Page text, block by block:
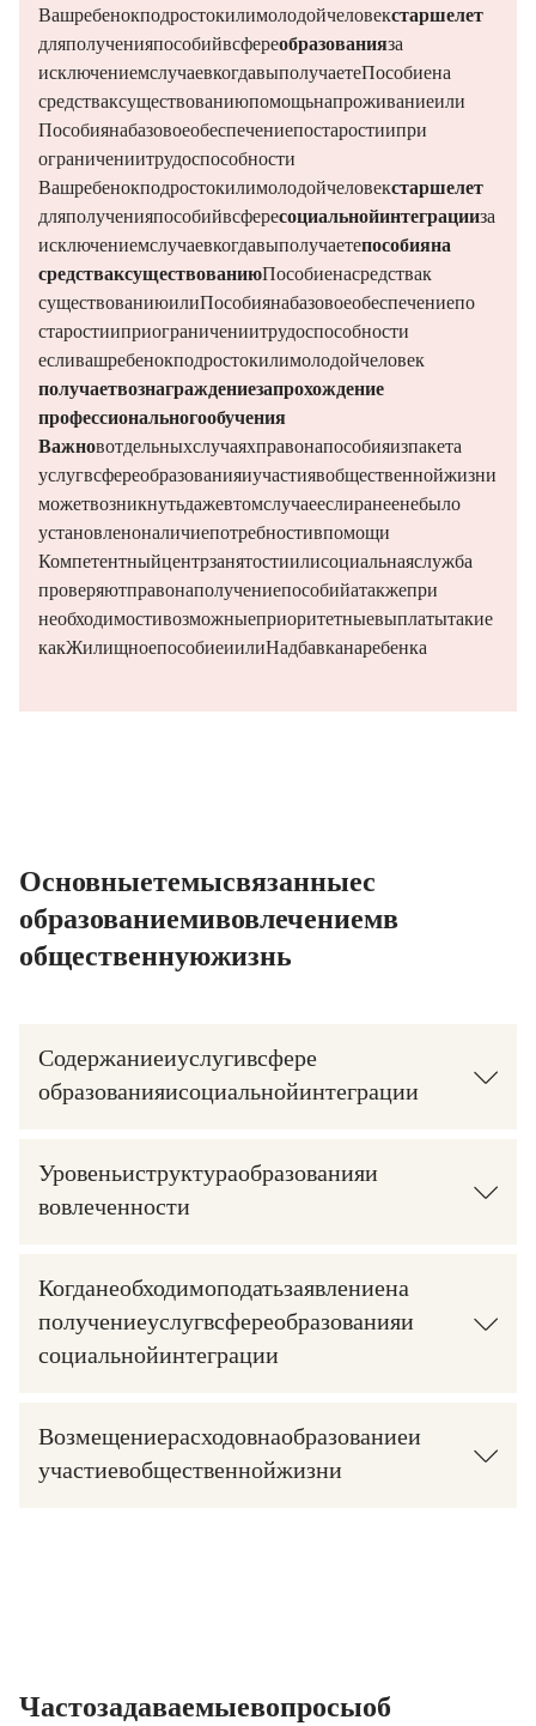
Ваш ребенок,подросток или молодой человекстарше 25 лет
(для получения пособий в сфереобразования), за
исключением случаев, когда вы получаетеПособие на
средства к существованию (помощь на проживание или
Пособия на базовое обеспечение по старости и при
ограничении трудоспособности).
Ваш ребенок,подросток или молодой человекстарше 18 лет
(для получения пособий в сфересоциальной интеграции), за
исключением случаев, когда вы получаетепособия на
средства к существованию(Пособие на средства к
существованию или Пособия на базовое обеспечение по
старости и при ограничении трудоспособности).
если ваш ребенок,подросток или молодой человек
получает вознаграждение за прохождение
профессионального обучения
Важно:в отдельных случаях право на пособия из пакета
услуг в сфере образования и участия в общественной жизни
может возникнуть даже в том случае, если ранее не было
установлено наличие потребности в помощи.
Компетентный центр занятости или социальная служба
проверяют право на получение пособий, а также, при
необходимости, возможные приоритетные выплаты, такие
как Жилищное пособие и/или Надбавка на ребенка (KiZ).
Основные темы, связанные с
образованием и вовлечением в
общественную жизнь
Содержание и услуги в сфере
образования и социальной интеграции
Уровень и структура образования и
вовлеченности
Когда необходимо подать заявление на
получение услуг в сфере образования и
социальной интеграции
Возмещение расходов на образование и
участие в общественной жизни
Часто задаваемые вопросы об